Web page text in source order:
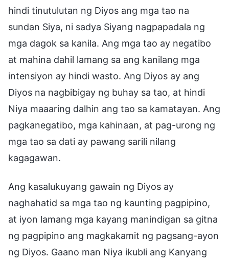
hindi tinutulutan ng Diyos ang mga tao na
sundan Siya, ni sadya Siyang nagpapadala ng
mga dagok sa kanila. Ang mga tao ay negatibo
at mahina dahil lamang sa ang kanilang mga
intensiyon ay hindi wasto. Ang Diyos ay ang
Diyos na nagbibigay ng buhay sa tao, at hindi
Niya maaaring dalhin ang tao sa kamatayan. Ang
pagkanegatibo, mga kahinaan, at pag-urong ng
mga tao sa dati ay pawang sarili nilang
kagagawan.
Ang kasalukuyang gawain ng Diyos ay
naghahatid sa mga tao ng kaunting pagpipino,
at iyon lamang mga kayang manindigan sa gitna
ng pagpipino ang magkakamit ng pagsang-ayon
ng Diyos. Gaano man Niya ikubli ang Kanyang